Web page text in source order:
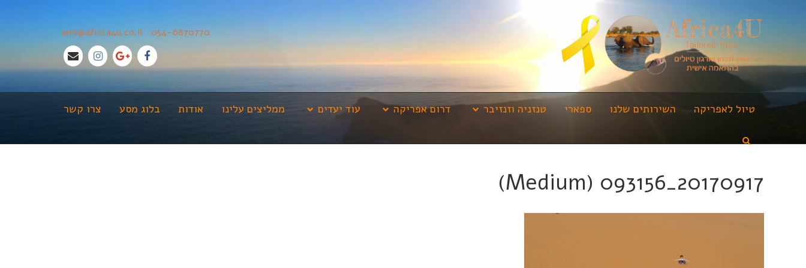
054-6870770
•
ami@africa4u.co.il
טיול לאפריקה השירותים שלנו ספארי טנזניה וזנזיבר דרום אפריקה עוד יעדים ממליצים עלינו אודות בלוג מסע צרו קשר
20170917_093156 (Medium)